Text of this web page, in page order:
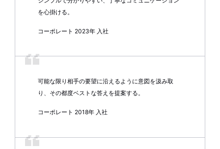
を心掛ける。
コーポレート 2023年 入社
可能な限り相手の要望に沿えるように意図を汲み取
り、その都度ベストな答えを提案する。
コーポレート 2018年 入社